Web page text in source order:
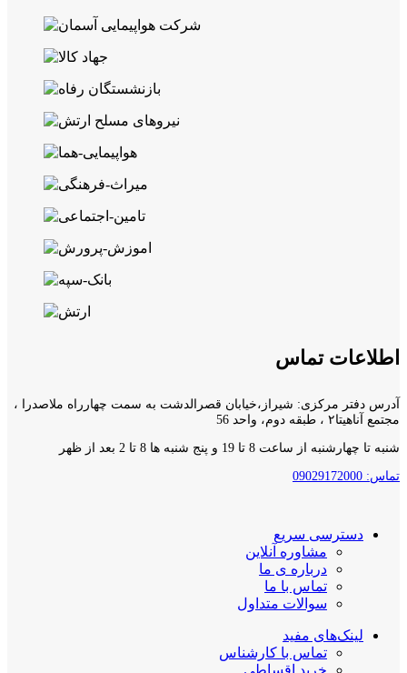
اطلاعات تماس
آدرس دفتر مرکزی: شیراز،خیابان قصرالدشت به سمت چهارراه ملاصدرا ،
مجتمع آناهیتا۲ ، طبقه دوم، واحد 56
شنبه تا چهارشنبه از ساعت 8 تا 19 و پنج شنبه ها 8 تا 2 بعد از ظهر
تماس: 09029172000
دسترسی سریع
مشاوره آنلاین
درباره ی ما
تماس با ما
سوالات متداول
لینک‌های مفید
تماس با کارشناس
خرید اقساطی